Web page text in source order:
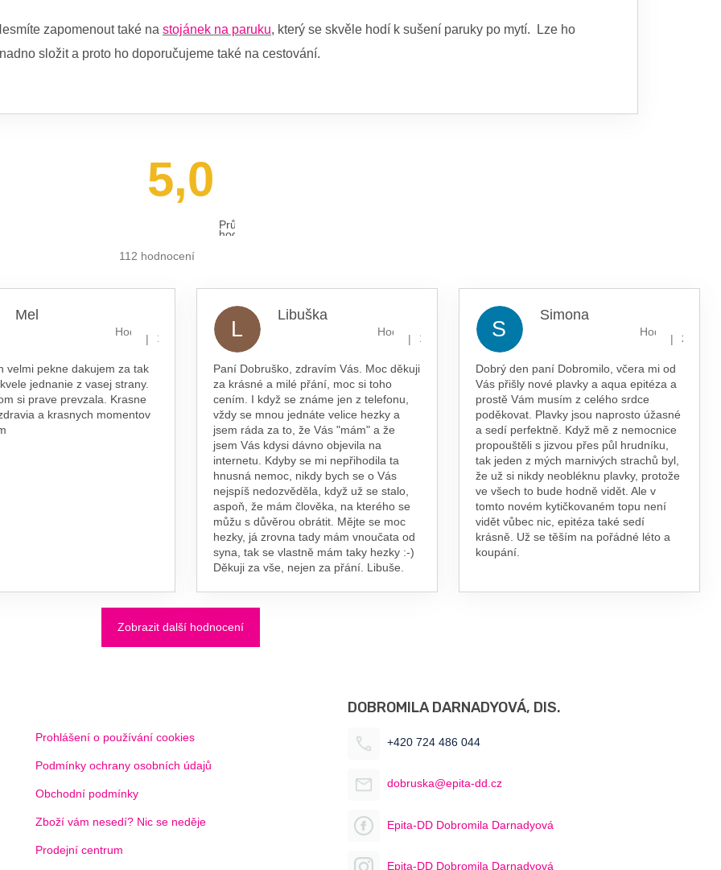
zapomenout také na stojánek na paruku, který se skvěle hodí k sušení paruky po mytí. Lze ho
složit a proto ho doporučujeme také na cestování.
5,0
Průměrné
hodnocení
112 hodnocení
Mel
Hodnocení obchodu je 5 z 5 hvězdiček.
| 16.7.2026
velmi pekne dakujem za tak
jednanie z vasej strany.
si prave prevzala. Krasne
a krasnych momentov
L
Libuška
Hodnocení obchodu je 5 z 5 hvězdiček.
| 13.7.2026
Paní Dobruško, zdravím Vás. Moc děkuji
za krásné a milé přání, moc si toho
cením. I když se známe jen z telefonu,
vždy se mnou jednáte velice hezky a
jsem ráda za to, že Vás "mám" a že
jsem Vás kdysi dávno objevila na
internetu. Kdyby se mi nepřihodila ta
hnusná nemoc, nikdy bych se o Vás
nejspíš nedozvěděla, když už se stalo,
aspoň, že mám člověka, na kterého se
můžu s důvěrou obrátit. Mějte se moc
hezky, já zrovna tady mám vnoučata od
syna, tak se vlastně mám taky hezky :-)
Děkuji za vše, nejen za přání. Libuše.
S
Simona
Hodnocení
|
Dobrý den paní Dobromilo, včera mi od
Vás přišly nové plavky a aqua epitéza a
prostě Vám musím z celého srdce
poděkovat. Plavky jsou naprosto úžasné
a sedí perfektně. Když mě z nemocnice
propouštěli s jizvou přes půl hrudníku,
tak jeden z mých marnivých strachů byl,
že už si nikdy neobléknu plavky, protože
ve všech to bude hodně vidět. Ale v
tomto novém kytičkovaném topu není
vidět vůbec nic, epitéza také sedí
krásně. Už se těším na pořádné léto a
koupání.
Zobrazit další hodnocení
Prohlášení o používání cookies
Podmínky ochrany osobních údajů
Obchodní podmínky
Zboží vám nesedí? Nic se neděje
Prodejní centrum
DOBROMILA DARNADYOVÁ, DIS.
+420 724 486 044
dobruska@epita-dd.cz
Epita-DD Dobromila Darnadyová
Epita-DD Dobromila Darnadyová